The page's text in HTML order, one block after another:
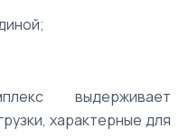
выдерживает
характерные для